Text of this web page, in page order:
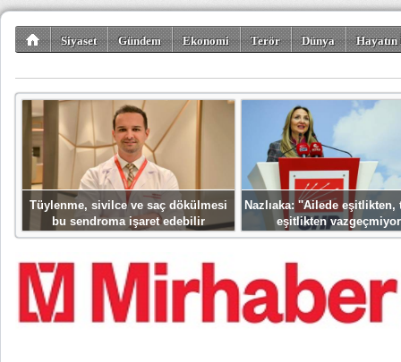
Siyaset Gündem Ekonomi Terör Dünya
Tüylenme, sivilce ve saç dökülmesi
bu sendroma işaret edebilir
Nazlıaka: ''Ailede eşitlikten,
eşitlikten